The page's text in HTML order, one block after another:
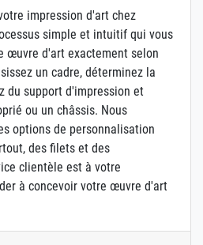
impression d'art chez
simple et intuitif qui vous
œuvre d'art exactement selon
un cadre, déterminez la
du support d'impression et
ou un châssis. Nous
options de personnalisation
des filets et des
clientèle est à votre
à concevoir votre œuvre d'art